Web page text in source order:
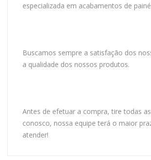
especializada em acabamentos de
Buscamos sempre a satisfação dos
a qualidade dos nossos produtos.
Antes de efetuar a compra, tire todas
conosco, nossa equipe terá o maior
atender!